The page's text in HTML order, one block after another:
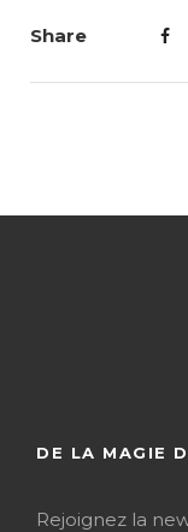
Share
DE LA MAGIE
Rejoignez la